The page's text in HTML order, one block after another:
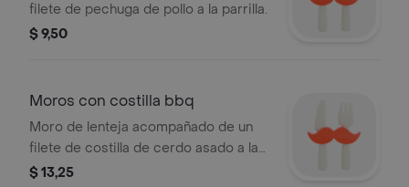
filete de pechuga de pollo a la parrilla.
$ 9,50
Moros con costilla bbq
Moro de lenteja acompañado de un
filete de costilla de cerdo asado a la
parrilla.
$ 13,25